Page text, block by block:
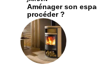
Aménager son
procéder ?